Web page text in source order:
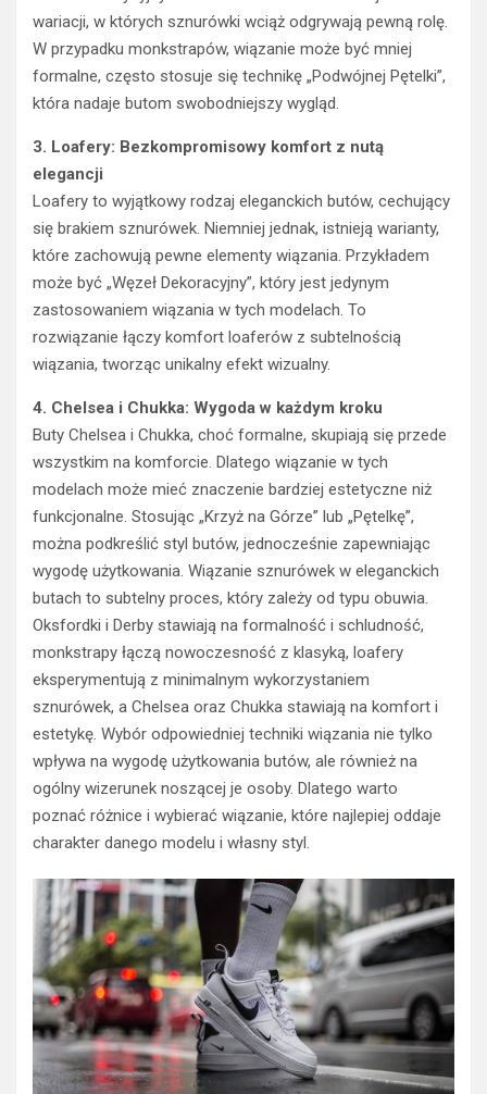
wariacji, w których sznurówki wciąż odgrywają pewną rolę.
W przypadku monkstrapów, wiązanie może być mniej
formalne, często stosuje się technikę „Podwójnej Pętelki”,
która nadaje butom swobodniejszy wygląd.
3. Loafery: Bezkompromisowy komfort z nutą
elegancji
Loafery to wyjątkowy rodzaj eleganckich butów, cechujący
się brakiem sznurówek. Niemniej jednak, istnieją warianty,
które zachowują pewne elementy wiązania. Przykładem
może być „Węzeł Dekoracyjny”, który jest jedynym
zastosowaniem wiązania w tych modelach. To
rozwiązanie łączy komfort loaferów z subtelnością
wiązania, tworząc unikalny efekt wizualny.
4. Chelsea i Chukka: Wygoda w każdym kroku
Buty Chelsea i Chukka, choć formalne, skupiają się przede
wszystkim na komforcie. Dlatego wiązanie w tych
modelach może mieć znaczenie bardziej estetyczne niż
funkcjonalne. Stosując „Krzyż na Górze” lub „Pętelkę”,
można podkreślić styl butów, jednocześnie zapewniając
wygodę użytkowania. Wiązanie sznurówek w eleganckich
butach to subtelny proces, który zależy od typu obuwia.
Oksfordki i Derby stawiają na formalność i schludność,
monkstrapy łączą nowoczesność z klasyką, loafery
eksperymentują z minimalnym wykorzystaniem
sznurówek, a Chelsea oraz Chukka stawiają na komfort i
estetykę. Wybór odpowiedniej techniki wiązania nie tylko
wpływa na wygodę użytkowania butów, ale również na
ogólny wizerunek noszącej je osoby. Dlatego warto
poznać różnice i wybierać wiązanie, które najlepiej oddaje
charakter danego modelu i własny styl.